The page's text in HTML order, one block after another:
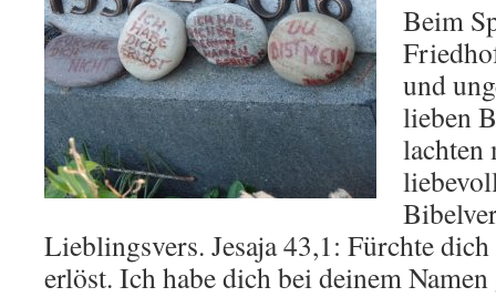
Beim
und
lieben
lachten
Lieblingsvers. Jesaja 43,1: Fürchte
erlöst. Ich habe dich bei deinem